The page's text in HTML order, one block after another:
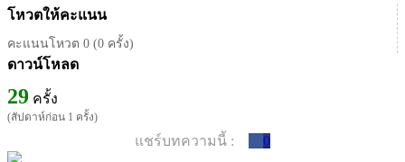
โหวตให้คะแนน
คะแนนโหวต 0 (0 ครั้ง)
ดาวน์โหลด
29 ครั้ง
(สัปดาห์ก่อน 1 ครั้ง)
แชร์บทความนี้ : 0